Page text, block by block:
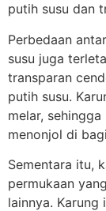
putih susu dan
Perbedaan
susu juga
transparan
putih susu.
melar,
menonjol di
Sementara itu,
permukaan
lainnya.